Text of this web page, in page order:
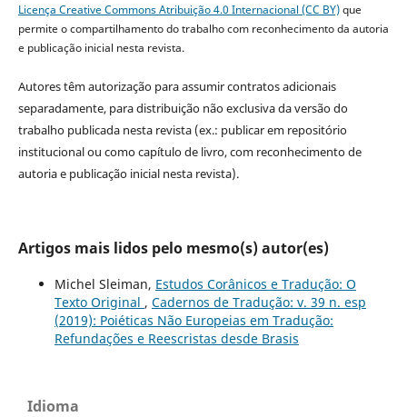
Licença Creative Commons Atribuição 4.0 Internacional (CC BY)que
permite o compartilhamento do trabalho com reconhecimento da autoria
e publicação inicial nesta revista.
Autores têm autorização para assumir contratos adicionais
separadamente, para distribuição não exclusiva da versão do
trabalho publicada nesta revista (ex.: publicar em repositório
institucional ou como capítulo de livro, com reconhecimento de
autoria e publicação inicial nesta revista).
Artigos mais lidos pelo mesmo(s) autor(es)
Michel Sleiman, Estudos Corânicos e Tradução: O
Texto Original , Cadernos de Tradução: v. 39 n. esp
(2019): Poiéticas Não Europeias em Tradução:
Refundações e Reescristas desde Brasis
Idioma